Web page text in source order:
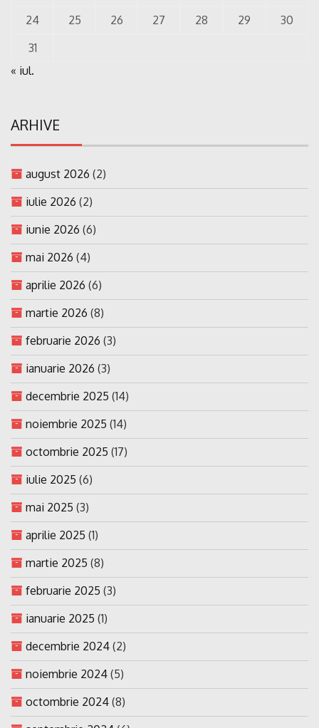
24
25 26 27 28 29
30
31
« iul.
ARHIVE
august 2026 (2)
iulie 2026 (2)
iunie 2026 (6)
mai 2026 (4)
aprilie 2026 (6)
martie 2026 (8)
februarie 2026 (3)
ianuarie 2026 (3)
decembrie 2025 (14)
noiembrie 2025 (14)
octombrie 2025 (17)
iulie 2025 (6)
mai 2025 (3)
aprilie 2025 (1)
martie 2025 (8)
februarie 2025 (3)
ianuarie 2025 (1)
decembrie 2024 (2)
noiembrie 2024 (5)
octombrie 2024 (8)